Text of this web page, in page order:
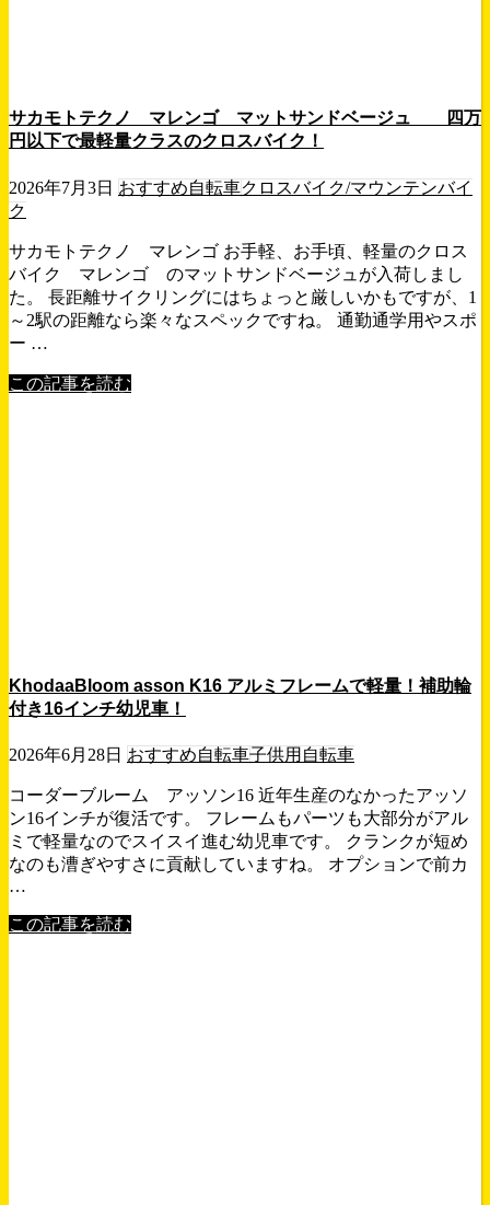
サカモトテクノ マレンゴ マットサンドベージュ 四万
円以下で最軽量クラスのクロスバイク！
2026年7月3日 おすすめ自転車クロスバイク/マウンテンバイ
ク
サカモトテクノ マレンゴ お手軽、お手頃、軽量のクロス
バイク マレンゴ のマットサンドベージュが入荷しまし
た。 長距離サイクリングにはちょっと厳しいかもですが、1
～2駅の距離なら楽々なスペックですね。 通勤通学用やスポ
ー …
この記事を読む
KhodaaBloom asson K16 アルミフレームで軽量！補助輪
付き16インチ幼児車！
2026年6月28日 おすすめ自転車子供用自転車
コーダーブルーム アッソン16 近年生産のなかったアッソ
ン16インチが復活です。 フレームもパーツも大部分がアル
ミで軽量なのでスイスイ進む幼児車です。 クランクが短め
なのも漕ぎやすさに貢献していますね。 オプションで前カ
…
この記事を読む